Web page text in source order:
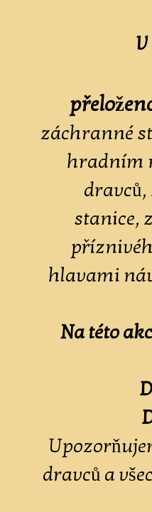
záchranné
hradním
stanice,
hlavami
Na této
dravců a